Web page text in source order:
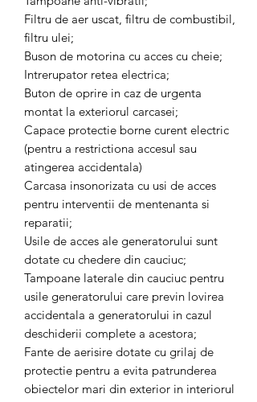
Filtru de aer uscat, filtru de combustibil,
filtru ulei;
Buson de motorina cu acces cu cheie;
Intrerupator retea electrica;
Buton de oprire in caz de urgenta
montat la exteriorul carcasei;
Capace protectie borne curent electric
(pentru a restrictiona accesul sau
atingerea accidentala)
Carcasa insonorizata cu usi de acces
pentru interventii de mentenanta si
reparatii;
Usile de acces ale generatorului sunt
dotate cu chedere din cauciuc;
Tampoane laterale din cauciuc pentru
usile generatorului care previn lovirea
accidentala a generatorului in cazul
deschiderii complete a acestora;
Fante de aerisire dotate cu grilaj de
protectie pentru a evita patrunderea
obiectelor mari din exterior in interiorul